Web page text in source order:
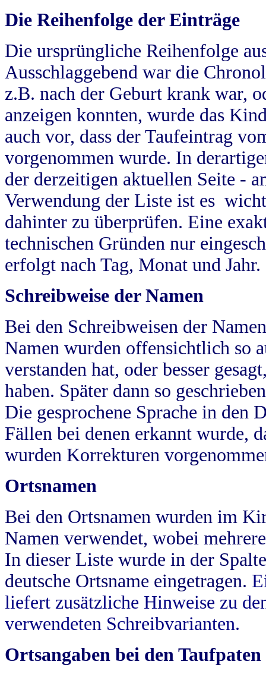
Die Reihenfolge der Einträge
Die ursprüngliche Reihenfolge
Ausschlaggebend war die
z.B. nach der Geburt krank war,
anzeigen konnten, wurde das
auch vor, dass der Taufeintrag
vorgenommen wurde. In
der derzeitigen aktuellen Seite -
Verwendung der Liste ist es
dahinter zu überprüfen. Eine
technischen Gründen nur
erfolgt nach Tag, Monat und Jahr.
Schreibweise der Namen
Bei den Schreibweisen der
Namen wurden offensichtlich so
verstanden hat, oder besser
haben. Später dann so
Die gesprochene Sprache in
Fällen bei denen erkannt wurde,
wurden Korrekturen
Ortsnamen
Bei den Ortsnamen wurden im
Namen verwendet, wobei
In dieser Liste wurde in der
deutsche Ortsname eingetragen.
liefert zusätzliche Hinweise zu
verwendeten Schreibvarianten.
Ortsangaben bei den Taufpaten